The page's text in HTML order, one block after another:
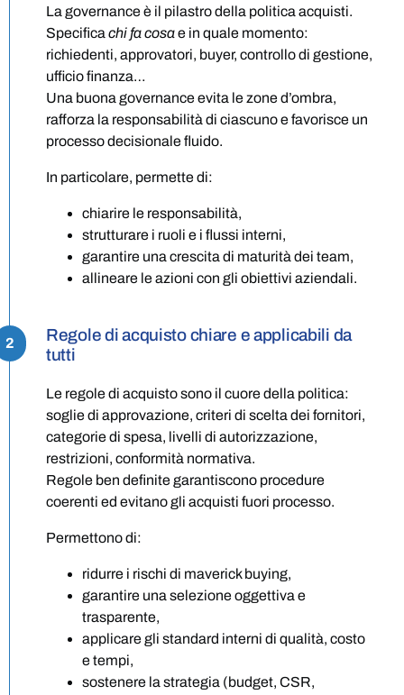
La governance è il pilastro della politica acquisti.
Specifica chi fa cosae in quale momento:
richiedenti, approvatori, buyer, controllo di gestione,
ufficio finanza…
Una buona governance evita le zone d’ombra,
rafforza la responsabilità di ciascuno e favorisce un
processo decisionale fluido.
In particolare, permette di:
chiarire le responsabilità,
strutturare i ruoli e i flussi interni,
garantire una crescita di maturità dei team,
allineare le azioni con gli obiettivi aziendali.
Regole di acquisto chiare e applicabili da
tutti
2
Le regole di acquisto sono il cuore della politica:
soglie di approvazione, criteri di scelta dei fornitori,
categorie di spesa, livelli di autorizzazione,
restrizioni, conformità normativa.
Regole ben definite garantiscono procedure
coerenti ed evitano gli acquisti fuori processo.
Permettono di:
ridurre i rischi di maverick buying,
garantire una selezione oggettiva e
trasparente,
applicare gli standard interni di qualità, costo
e tempi,
sostenere la strategia (budget, CSR,